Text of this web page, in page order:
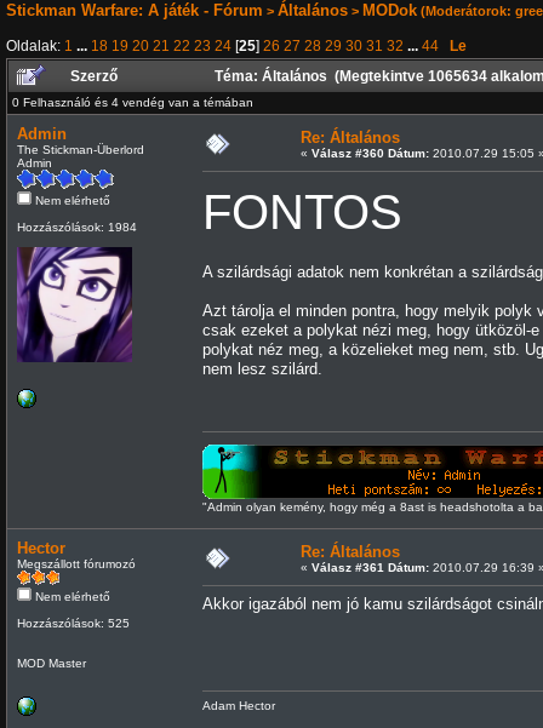
Stickman Warfare: A játék - Fórum > Általános> MODok(Moderátorok:
Oldalak: 1 ... 18 19 20 21 22 23 24[25] 26 27 28 29 30 31 32 ... 44
Le
Szerző
Téma: Általános (Megtekintve 1065634
0 Felhasználó és 4 vendég van a témában
Admin
The Stickman-Überlord
Admin
Nem elérhető
Hozzászólások: 1984
Re: Általános
« Válasz #360 Dátum:2010.07.29 15:05
FONTOS
A szilárdsági adatok nem konkrétan a
Azt tárolja el minden pontra, hogy melyik polyk
csak ezeket a polykat nézi meg, hogy ütközöl-
polykat néz meg, a közelieket meg nem, stb.
nem lesz szilárd.
"Admin olyan kemény, hogy még a 8ast is headshotolta a
Hector
Megszállott fórumozó
Nem elérhető
Hozzászólások: 525
MOD Master
Re: Általános
« Válasz #361 Dátum:2010.07.29 16:39
Akkor igazából nem jó kamu szilárdságot
Adam Hector